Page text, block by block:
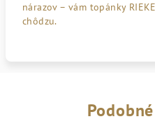
nárazov – vám topánky
chôdzu.